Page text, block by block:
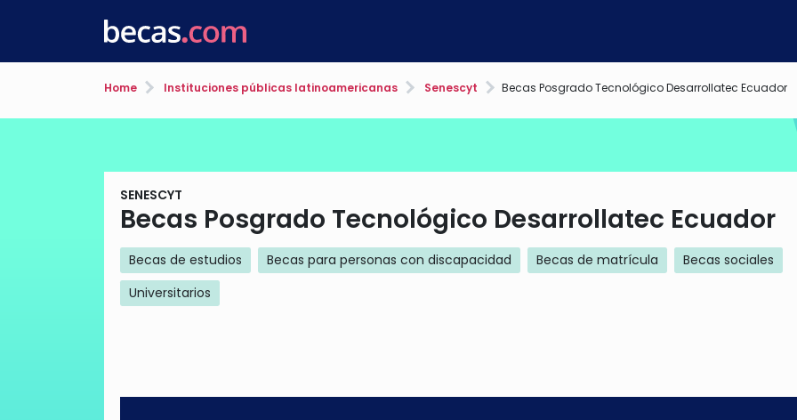
Home Instituciones públicas latinoamericanas Senescyt Becas Posgrado Tecnológico Desarrollatec Ecuador
SENESCYT
Becas Posgrado Tecnológico Desarrollatec Ecuador
Becas de estudios Becas para personas con discapacidad Becas de matrícula
Becas sociales
Universitarios